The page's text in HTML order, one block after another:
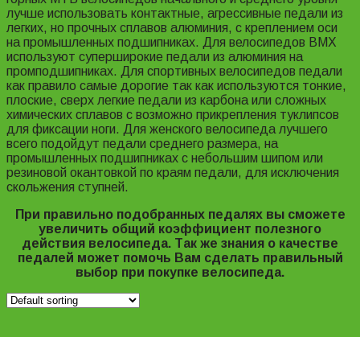
лучше использовать контактные, агрессивные педали из
легких, но прочных сплавов алюминия, с креплением оси
на промышленных подшипниках. Для велосипедов BMX
используют суперширокие педали из алюминия на
промподшипниках. Для спортивных велосипедов педали
как правило самые дорогие так как используются тонкие,
плоские, сверх легкие педали из карбона или сложных
химических сплавов с возможно прикрепления туклипсов
для фиксации ноги. Для женского велосипеда лучшего
всего подойдут педали среднего размера, на
промышленных подшипниках с небольшим шипом или
резиновой окантовкой по краям педали, для исключения
скольжения ступней.
При правильно подобранных педалях вы сможете
увеличить общий коэффициент полезного
действия велосипеда. Так же знания о качестве
педалей может помочь Вам сделать правильный
выбор при покупке велосипеда.